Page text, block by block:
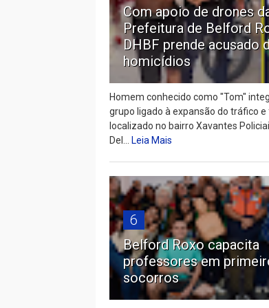
Com apoio de drones
Prefeitura de Belford
DHBF prende acusado
homicídios
Homem conhecido como "Tom"
grupo ligado à expansão do tráfico e
localizado no bairro Xavantes
Del...Leia Mais
6
Belford Roxo capacita
professores em
socorros